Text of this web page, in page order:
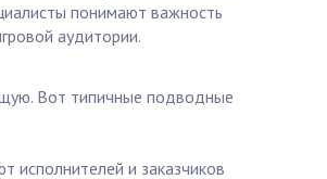
понимают важность
аудитории.
Вот типичные подводные
исполнителей и заказчиков